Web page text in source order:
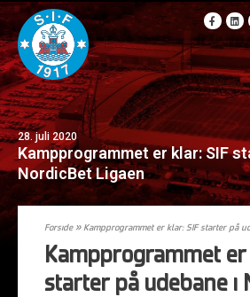
28. juli 2020
Kampprogrammet er klar: SIF
NordicBet Ligaen
Forside»Kampprogrammet er klar: SIF starter på
Kampprogrammet er
starter på udebane i